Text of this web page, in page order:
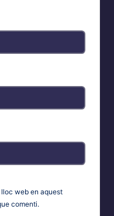
web en aquest
comenti.